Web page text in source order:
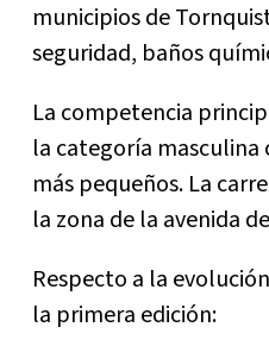
municipios de
seguridad, baños
La competencia
la categoría
más pequeños. La
la zona de la avenida
Respecto a la
la primera edición: